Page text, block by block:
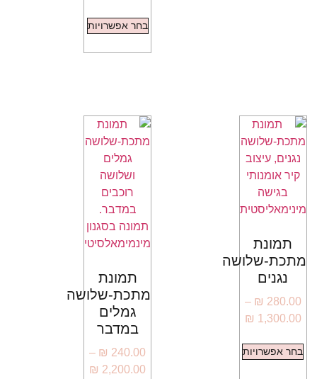
בחר אפשרויות
תמונת
מתכת-שלושה
נגנים
₪ 280.00
–
₪ 1,300.00
בחר אפשרויות
תמונת
מתכת-שלושה
גמלים
במדבר
₪ 240.00
–
₪ 2,200.00